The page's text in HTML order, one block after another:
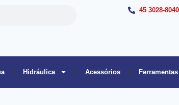
45 3028-8040
Hidráulica Acessórios Ferramentas